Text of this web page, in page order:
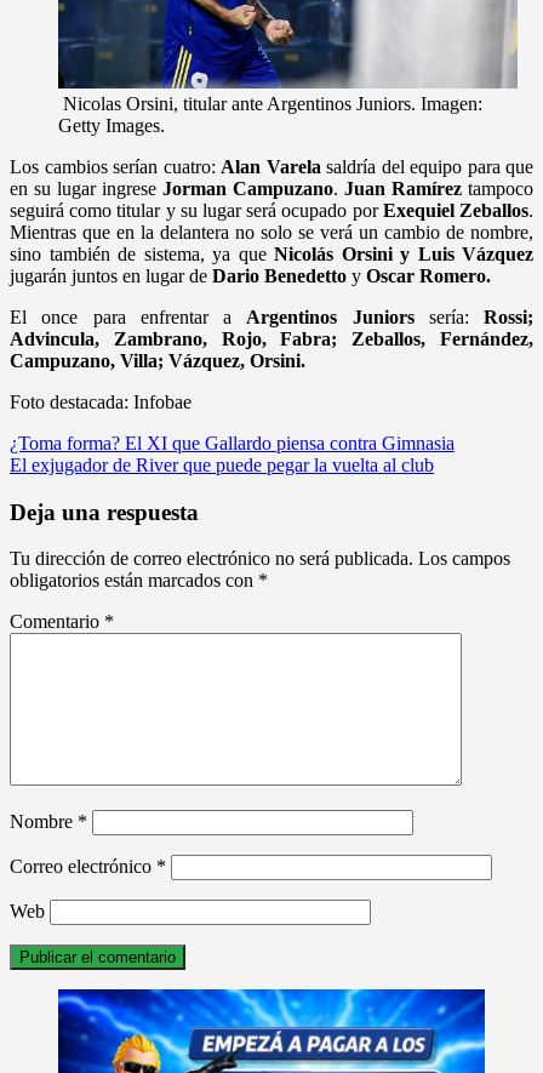
Nicolas Orsini, titular ante Argentinos Juniors. Imagen:
Getty Images.
Los cambios serían cuatro: Alan Varela saldría del equipo para que
en su lugar ingrese Jorman Campuzano. Juan Ramírez tampoco
seguirá como titular y su lugar será ocupado porExequiel Zeballos.
Mientras que en la delantera no solo se verá un cambio de nombre,
sino también de sistema, ya que Nicolás Orsini y Luis Vázquez
jugarán juntos en lugar de Dario Benedetto y Oscar Romero.
El once para enfrentar a Argentinos Juniorssería: Rossi;
Advincula, Zambrano, Rojo, Fabra; Zeballos, Fernández,
Campuzano, Villa; Vázquez, Orsini.
Foto destacada: Infobae
Navegación
de
entradas
¿Toma forma? El XI que Gallardo piensa contra Gimnasia
El exjugador de River que puede pegar la vuelta al club
Deja una respuesta
Tu dirección de correo electrónico no será publicada. Los campos
obligatorios están marcados con *
Comentario *
Nombre *
Correo electrónico *
Web